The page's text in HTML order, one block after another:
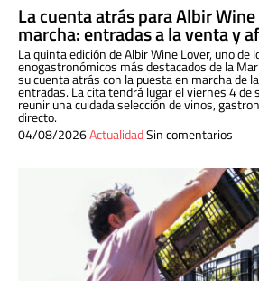
La cuenta atrás para Albir
marcha: entradas a la venta y
La quinta edición de Albir Wine Lover, uno de
enogastronómicos más destacados de la
su cuenta atrás con la puesta en marcha de
entradas. La cita tendrá lugar el viernes 4 de
reunir una cuidada selección de vinos,
directo.
04/08/2026ActualidadSin comentarios